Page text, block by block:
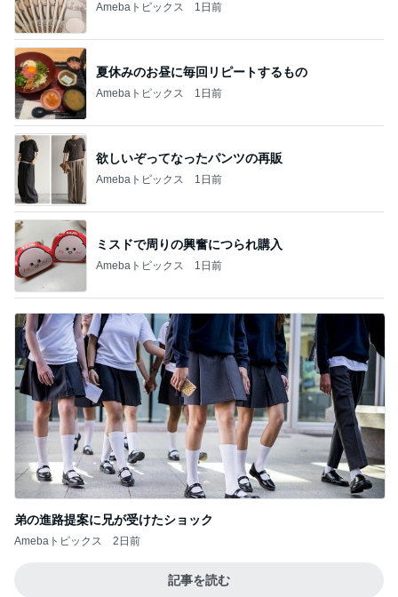
Amebaトピックス 1日前
夏休みのお昼に毎回リピートするもの
Amebaトピックス 1日前
欲しいぞってなったパンツの再販
Amebaトピックス 1日前
ミスドで周りの興奮につられ購入
Amebaトピックス 1日前
弟の進路提案に兄が受けたショック
Amebaトピックス 2日前
記事を読む